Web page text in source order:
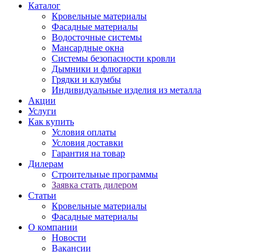
Каталог
Кровельные материалы
Фасадные материалы
Водосточные системы
Мансардные окна
Системы безопасности кровли
Дымники и флюгарки
Грядки и клумбы
Индивидуальные изделия из металла
Акции
Услуги
Как купить
Условия оплаты
Условия доставки
Гарантия на товар
Дилерам
Строительные программы
Заявка стать дилером
Статьи
Кровельные материалы
Фасадные материалы
О компании
Новости
Вакансии